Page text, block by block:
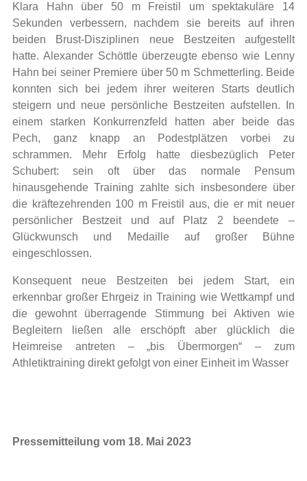
Klara Hahn über 50 m Freistil um spektakuläre 14
Sekunden verbessern, nachdem sie bereits auf ihren
beiden Brust-Disziplinen neue Bestzeiten aufgestellt
hatte. Alexander Schöttle überzeugte ebenso wie Lenny
Hahn bei seiner Premiere über 50 m Schmetterling. Beide
konnten sich bei jedem ihrer weiteren Starts deutlich
steigern und neue persönliche Bestzeiten aufstellen. In
einem starken Konkurrenzfeld hatten aber beide das
Pech, ganz knapp an Podestplätzen vorbei zu
schrammen. Mehr Erfolg hatte diesbezüglich Peter
Schubert: sein oft über das normale Pensum
hinausgehende Training zahlte sich insbesondere über
die kräftezehrenden 100 m Freistil aus, die er mit neuer
persönlicher Bestzeit und auf Platz 2 beendete –
Glückwunsch und Medaille auf großer Bühne
eingeschlossen.
Konsequent neue Bestzeiten bei jedem Start, ein
erkennbar großer Ehrgeiz in Training wie Wettkampf und
die gewohnt überragende Stimmung bei Aktiven wie
Begleitern ließen alle erschöpft aber glücklich die
Heimreise antreten – „bis Übermorgen“ – zum
Athletiktraining direkt gefolgt von einer Einheit im Wasser
Pressemitteilung vom 18. Mai 2023